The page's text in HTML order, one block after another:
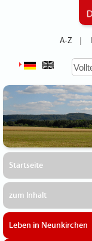
A-Z
Startseite
zum Inhalt
Leben in Neunkirchen